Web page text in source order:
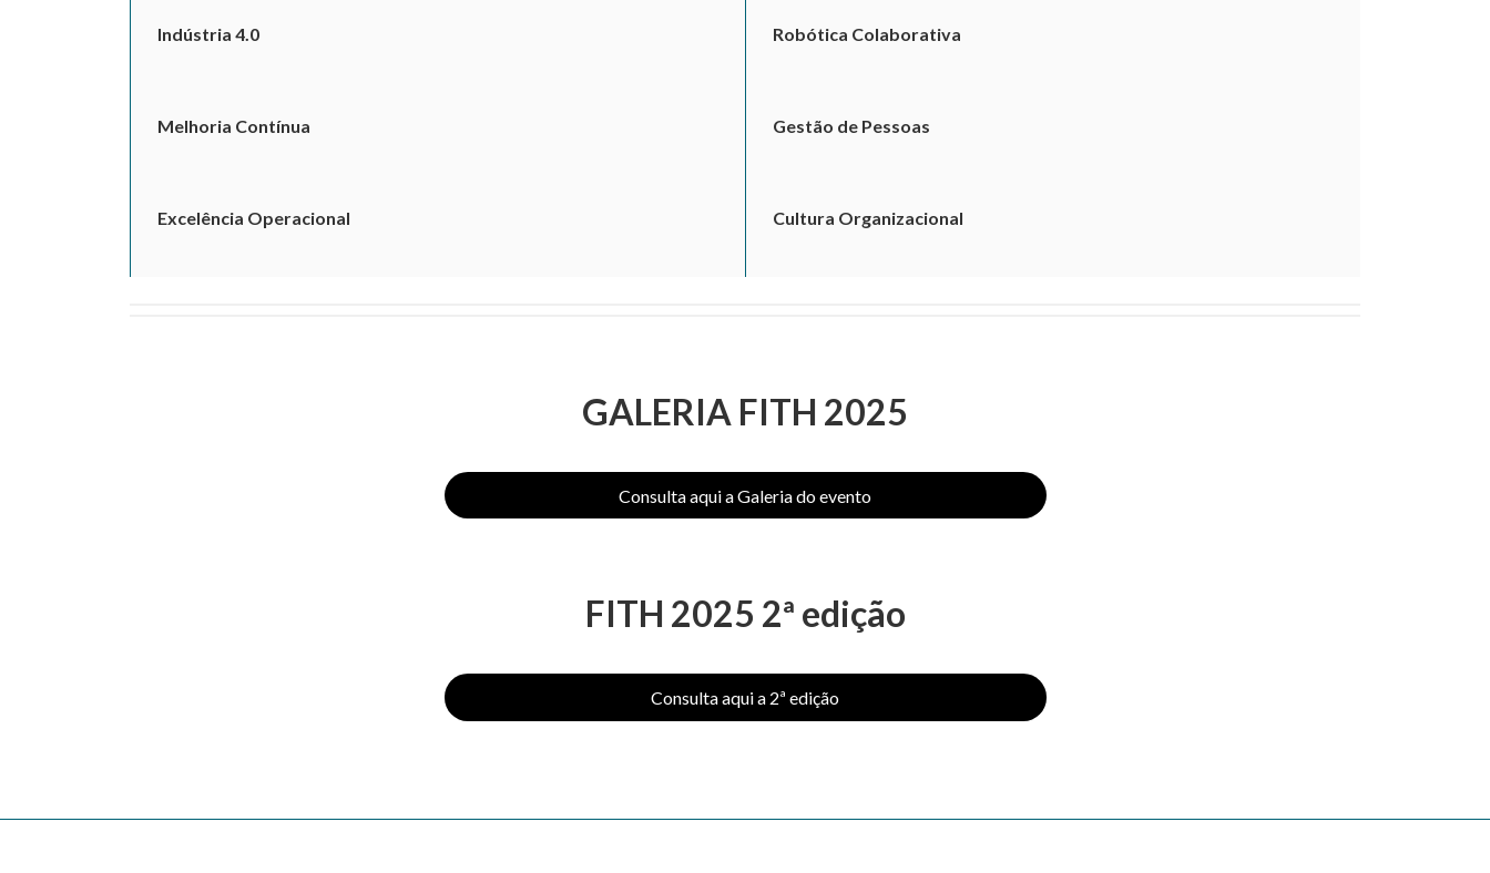
Indústria 4.0
Melhoria Contínua
Excelência Operacional
Robótica Colaborativa
Gestão de Pessoas
Cultura Organizacional
GALERIA FITH 2025
Consulta aqui a Galeria do evento
FITH 2025 2ª edição
Consulta aqui a 2ª edição